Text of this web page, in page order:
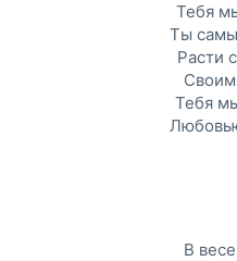
Тебя
Ты
Расти
Тебя
В